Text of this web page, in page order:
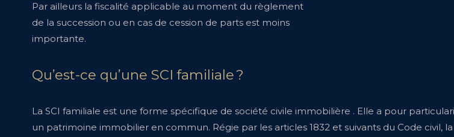
Par ailleurs la fiscalité applicable au moment du règlement
de la succession ou en cas de cession de parts est moins
importante.
Qu’est-ce qu’une SCI familiale ?
La SCI familiale est une forme spécifique de société civile immobilière . Elle a pour
un patrimoine immobilier en commun. Régie par les articles 1832 et suivants du Code civil,